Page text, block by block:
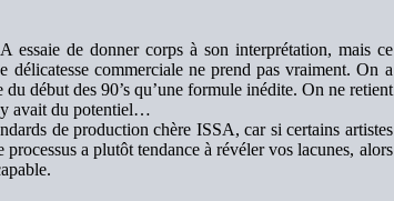
de donner corps à son interprétation, mais ce
délicatesse commerciale ne prend pas vraiment. On a
début des 90’s qu’une formule inédite. On ne retient
y avait du potentiel…
de production chère ISSA, car si certains artistes
a plutôt tendance à révéler vos lacunes, alors